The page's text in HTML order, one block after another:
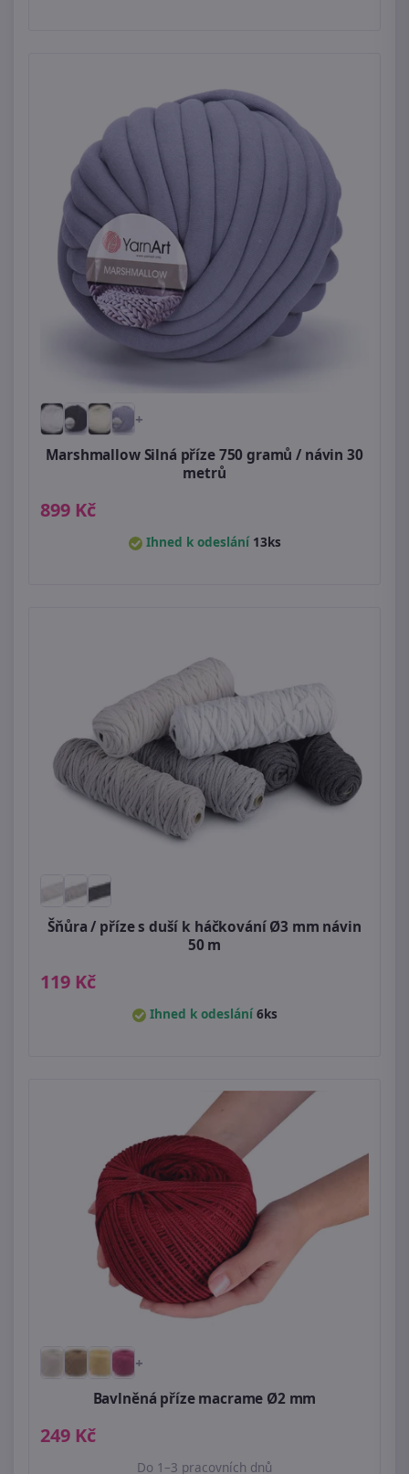
+
Marshmallow Silná příze 750 gramů / návin 30
metrů
899 Kč
Ihned k odeslání 13ks
Šňůra / příze s duší k háčkování Ø3 mm návin
50 m
119 Kč
Ihned k odeslání6ks
+
Bavlněná příze macrame Ø2 mm
249 Kč
Do 1–3 pracovních dnů